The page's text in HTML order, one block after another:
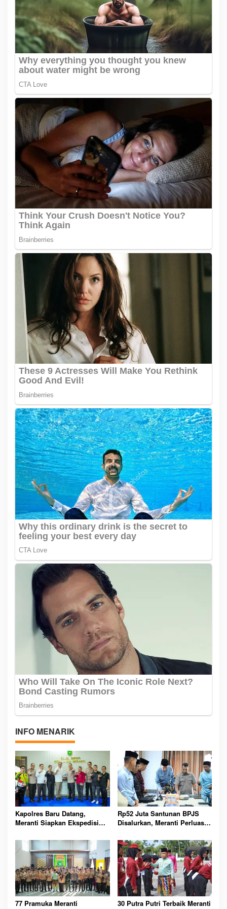
INFO MENARIK
Kapolres Baru Datang,
Meranti Siapkan Ekspedisi
Rp52 Juta Santunan BPJS
Disalurkan, Meranti Perluas
77 Pramuka Meranti
30 Putra Putri Terbaik Meranti